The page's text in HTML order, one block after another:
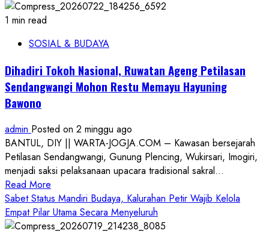
1 min read
SOSIAL & BUDAYA
Dihadiri Tokoh Nasional, Ruwatan Ageng Petilasan
Sendangwangi Mohon Restu Memayu Hayuning
Bawono
admin Posted on 2 minggu ago
BANTUL, DIY || WARTA-JOGJA.COM – Kawasan bersejarah
Petilasan Sendangwangi, Gunung Plencing, Wukirsari, Imogiri,
menjadi saksi pelaksanaan upacara tradisional sakral...
Read More
more
about
Dihadiri
Sabet Status Mandiri Budaya, Kalurahan Petir Wajib Kelola
Empat Pilar Utama Secara Menyeluruh